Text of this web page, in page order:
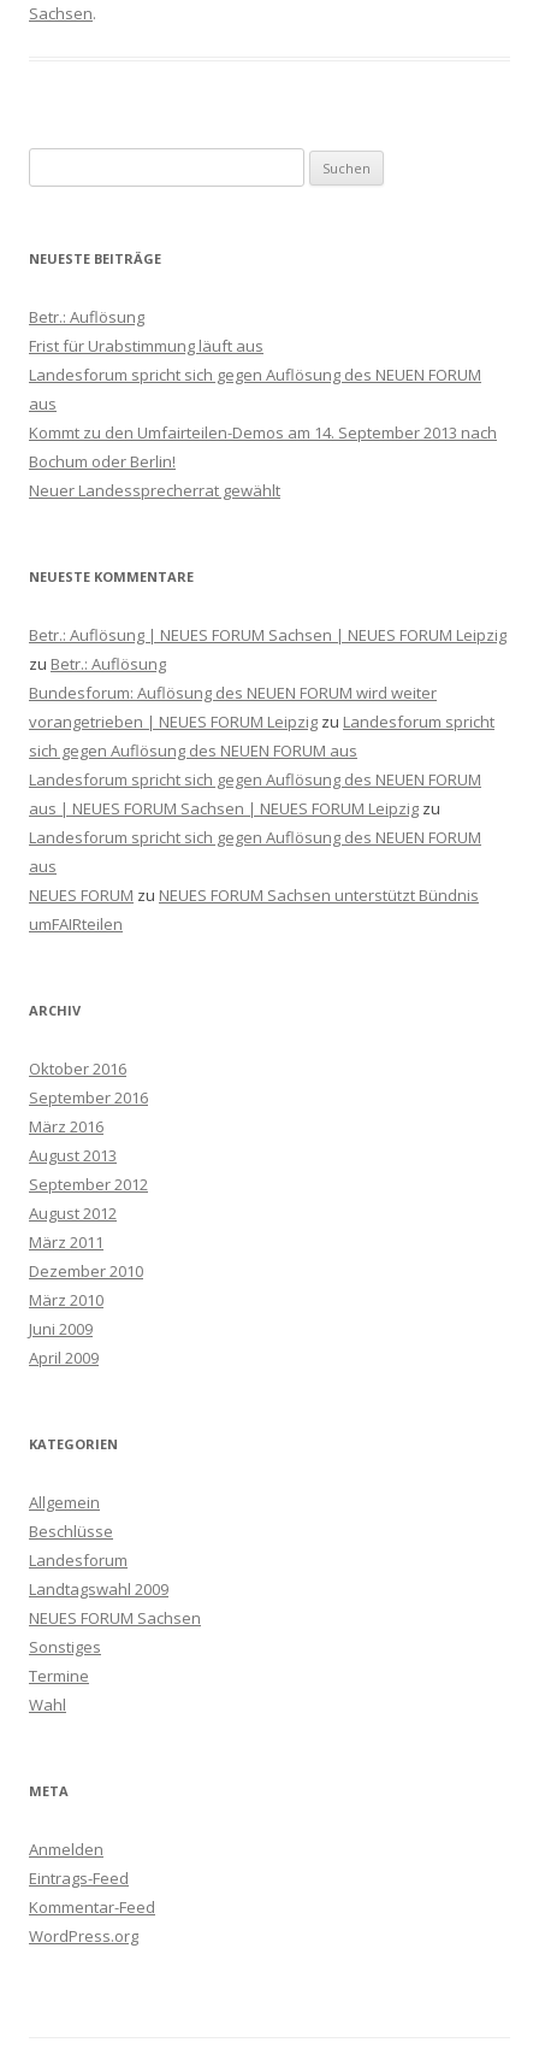
Sachsen.
nach:
NEUESTE BEITRÄGE
Betr.: Auflösung
Frist für Urabstimmung läuft aus
Landesforum spricht sich gegen Auflösung des NEUEN FORUM
aus
Kommt zu den ‪Umfairteilen‬-Demos am 14. September 2013 nach
Bochum oder Berlin!
Neuer Landessprecherrat gewählt
NEUESTE KOMMENTARE
Betr.: Auflösung | NEUES FORUM Sachsen | NEUES FORUM Leipzig
zu Betr.: Auflösung
Bundesforum: Auflösung des NEUEN FORUM wird weiter
vorangetrieben | NEUES FORUM Leipzig zu Landesforum spricht
sich gegen Auflösung des NEUEN FORUM aus
Landesforum spricht sich gegen Auflösung des NEUEN FORUM
aus | NEUES FORUM Sachsen | NEUES FORUM Leipzig zu
Landesforum spricht sich gegen Auflösung des NEUEN FORUM
aus
NEUES FORUM zu NEUES FORUM Sachsen unterstützt Bündnis
umFAIRteilen
ARCHIV
Oktober 2016
September 2016
März 2016
August 2013
September 2012
August 2012
März 2011
Dezember 2010
März 2010
Juni 2009
April 2009
KATEGORIEN
Allgemein
Beschlüsse
Landesforum
Landtagswahl 2009
NEUES FORUM Sachsen
Sonstiges
Termine
Wahl
META
Anmelden
Eintrags-Feed
Kommentar-Feed
WordPress.org